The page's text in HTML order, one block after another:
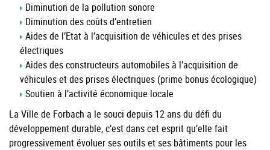
Diminution de la pollution sonore
Diminution des coûts d’entretien
Aides de l’Etat à l’acquisition de véhicules et des prises
électriques
Aides des constructeurs automobiles à l’acquisition de
véhicules et des prises électriques (prime bonus écologique)
Soutien à l’activité économique locale
La Ville de Forbach a le souci depuis 12 ans du défi du
développement durable, c’est dans cet esprit qu’elle fait
progressivement évoluer ses outils et ses bâtiments pour les